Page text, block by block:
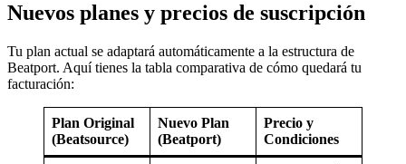
Nuevos planes y precios de suscripción
Tu plan actual se adaptará automáticamente a la estructura de
Beatport. Aquí tienes la tabla comparativa de cómo quedará tu
facturación:
Plan Original
(Beatsource)
Nuevo Plan
(Beatport)
Precio y
Condiciones